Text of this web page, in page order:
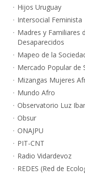
Hijos Uruguay
Intersocial Feminista
Madres y Familiares
Desaparecidos
Mapeo de la
Mercado Popular de
Mizangas Mujeres
Mundo Afro
Observatorio Luz
Obsur
ONAJPU
PIT-CNT
Radio Vidardevoz
REDES (Red de